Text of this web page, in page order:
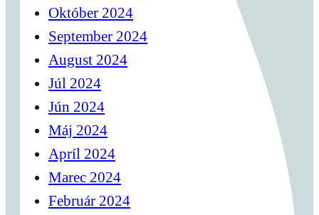
Október 2024
September 2024
August 2024
Júl 2024
Jún 2024
Máj 2024
Apríl 2024
Marec 2024
Február 2024